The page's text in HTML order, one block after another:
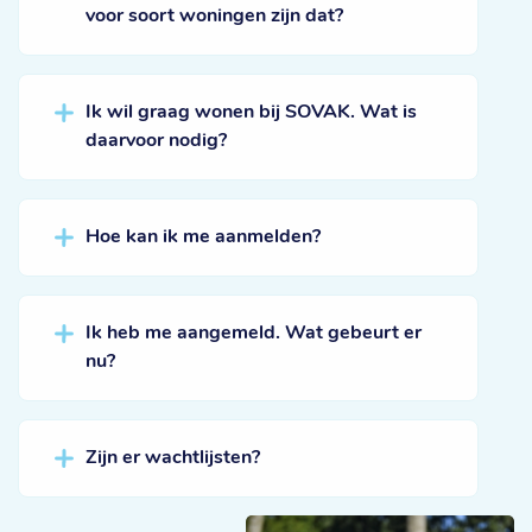
voor soort woningen zijn dat?
Ik wil graag wonen bij SOVAK. Wat is
daarvoor nodig?
Hoe kan ik me aanmelden?
Ik heb me aangemeld. Wat gebeurt er
nu?
Zijn er wachtlijsten?